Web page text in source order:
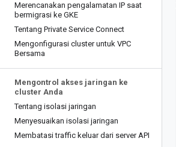
Merencanakan pengalamatan IP saat
bermigrasi ke GKE
Tentang Private Service Connect
Mengonfigurasi cluster untuk VPC
Bersama
Mengontrol akses jaringan ke
cluster Anda
Tentang isolasi jaringan
Menyesuaikan isolasi jaringan
Membatasi traffic keluar dari server API